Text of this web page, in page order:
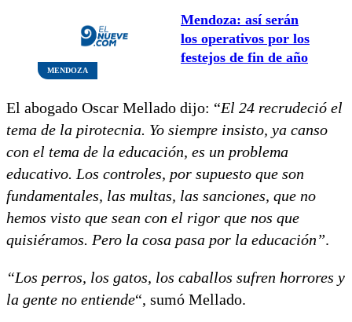
MENDOZA
Mendoza: así serán
los operativos por los
festejos de fin de año
El abogado Oscar Mellado dijo: “El 24 recrudeció el
tema de la pirotecnia. Yo siempre insisto, ya canso
con el tema de la educación, es un problema
educativo. Los controles, por supuesto que son
fundamentales, las multas, las sanciones, que no
hemos visto que sean con el rigor que nos que
quisiéramos. Pero la cosa pasa por la educación”.
“Los perros, los gatos, los caballos sufren horrores y
la gente no entiende“, sumó Mellado.